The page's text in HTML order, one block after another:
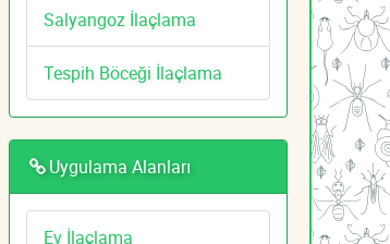
Salyangoz İlaçlama
Tespih Böceği İlaçlama
Uygulama Alanları
Ev İlaçlama